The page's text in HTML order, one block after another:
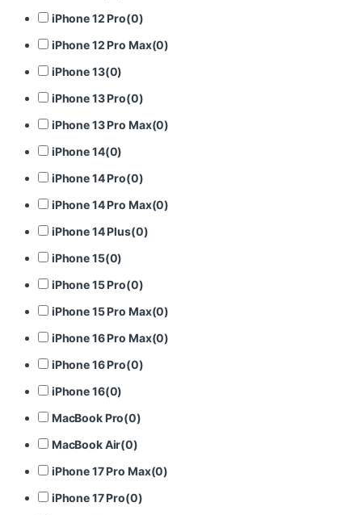
iPhone 12 Pro(0)
iPhone 12 Pro Max(0)
iPhone 13(0)
iPhone 13 Pro(0)
iPhone 13 Pro Max(0)
iPhone 14(0)
iPhone 14 Pro(0)
iPhone 14 Pro Max(0)
iPhone 14 Plus(0)
iPhone 15(0)
iPhone 15 Pro(0)
iPhone 15 Pro Max(0)
iPhone 16 Pro Max(0)
iPhone 16 Pro(0)
iPhone 16(0)
MacBook Pro(0)
MacBook Air(0)
iPhone 17 Pro Max(0)
iPhone 17 Pro(0)